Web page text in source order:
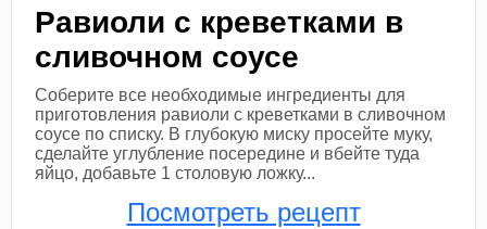
Равиоли с креветками в
сливочном соусе
Соберите все необходимые ингредиенты для
приготовления равиоли с креветками в сливочном
соусе по списку. В глубокую миску просейте муку,
сделайте углубление посередине и вбейте туда
яйцо, добавьте 1 столовую ложку...
Посмотреть рецепт